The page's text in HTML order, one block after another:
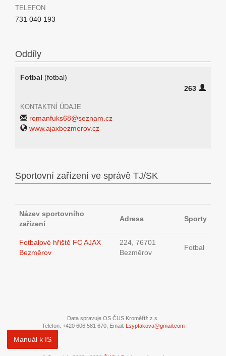
TELEFON
731 040 193
Oddíly
Fotbal (fotbal)
263
KONTAKTNÍ ÚDAJE
romanfuks68@seznam.cz
www.ajaxbezmerov.cz
Sportovní zařízení ve správě TJ/SK
Název sportovního
zařízení
Adresa Sporty
Fotbalové hřiště FC AJAX
Bezměrov
224, 76701
Bezměrov
Fotbal
Data spravuje OS ČUS Kroměříž z.s.
Telefon: +420 606 581 670, Email: Lsyptakova@gmail.com
Manuál k IS